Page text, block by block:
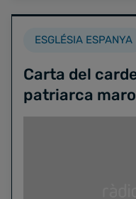
ESGLÉSIA ESPANYA
Carta del
patriarca